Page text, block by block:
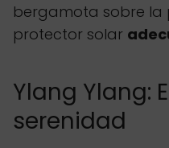
bergamota sobre la
protector solar
Ylang Ylang:
serenidad